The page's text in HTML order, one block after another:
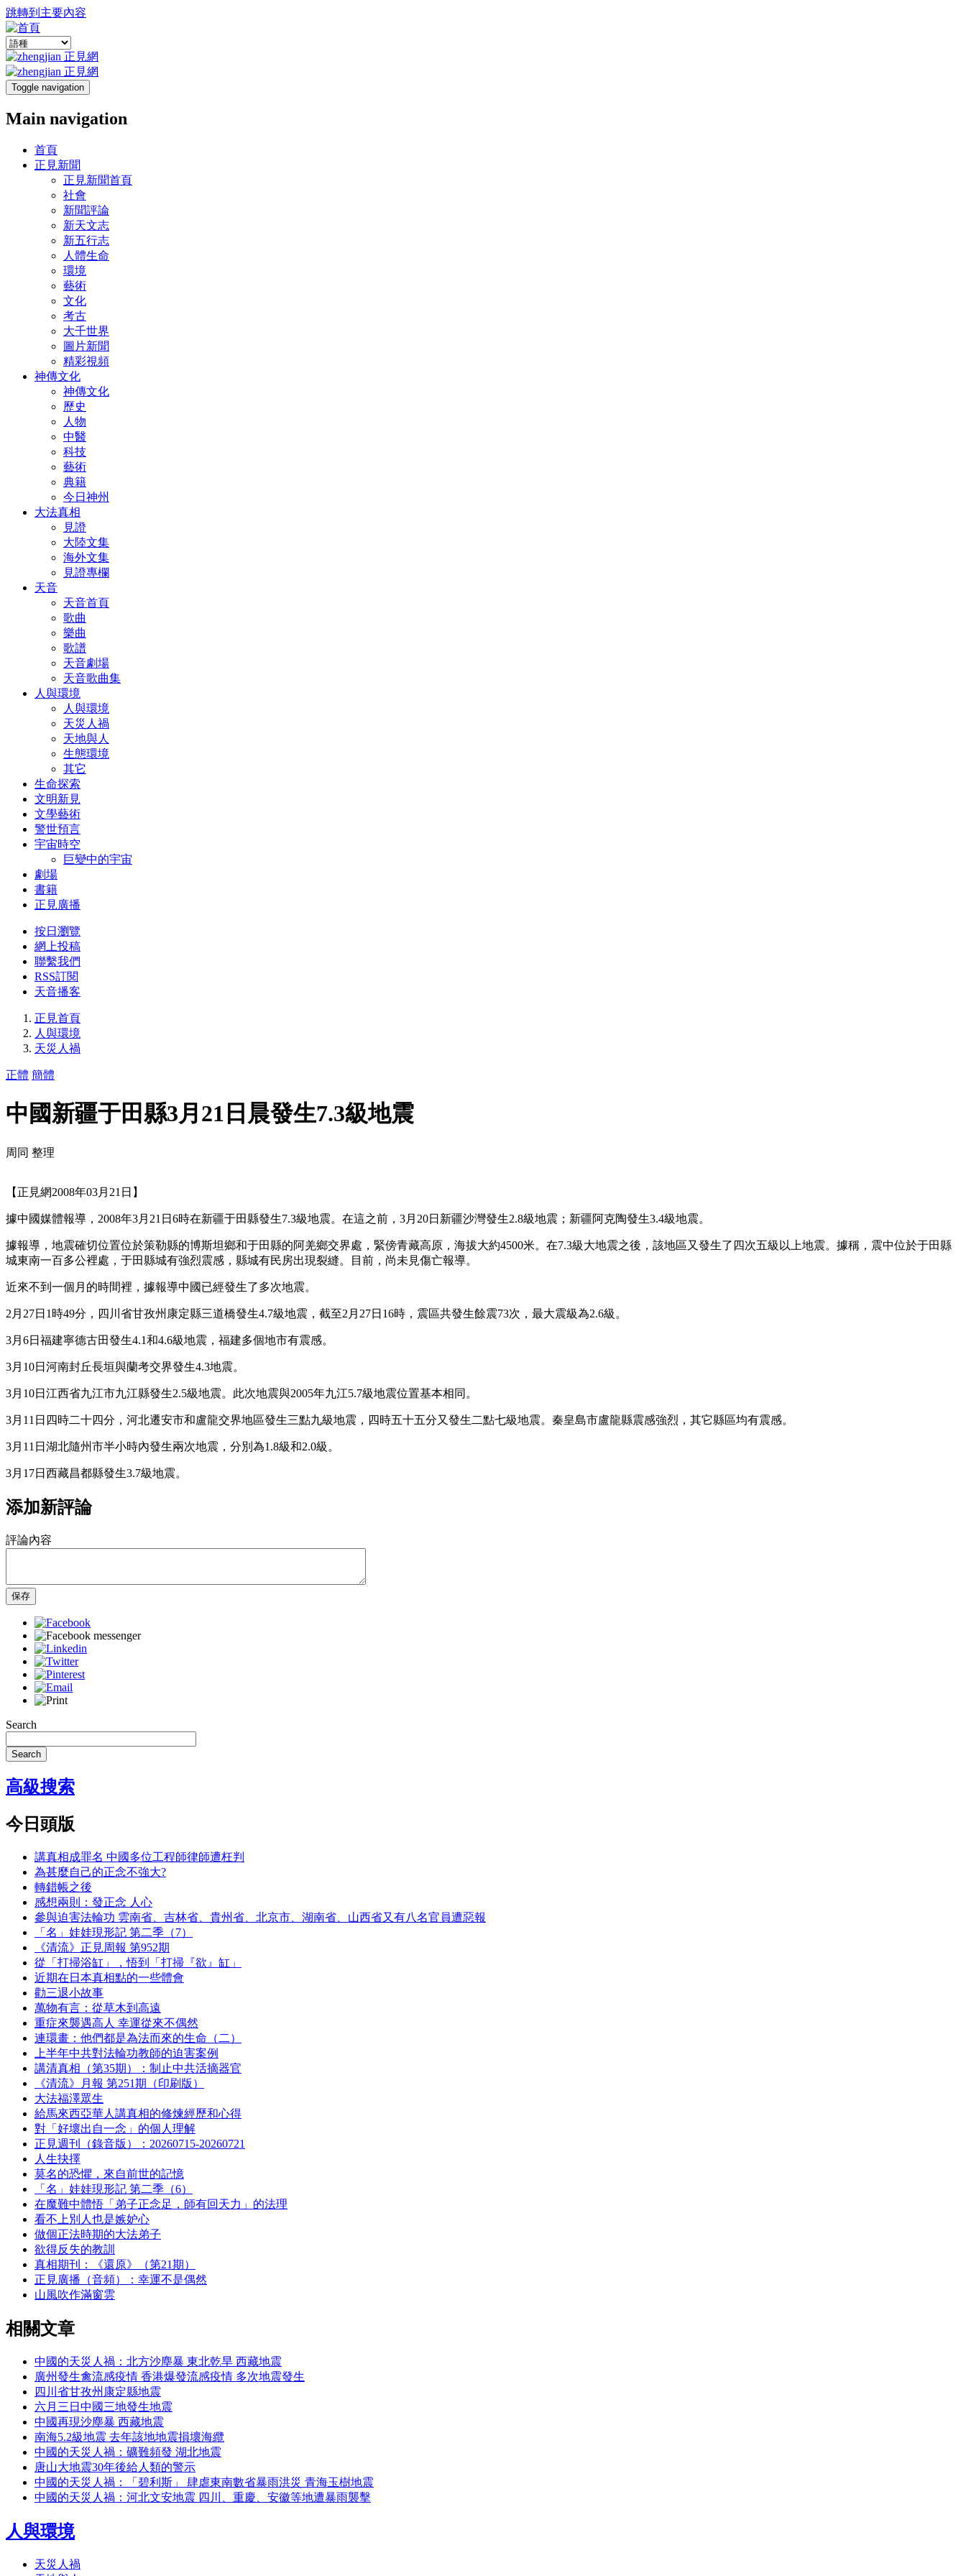
跳轉到主要內容
Toggle navigation
Main navigation
首頁
正見新聞
正見新聞首頁
社會
新聞評論
新天文志
新五行志
人體生命
環境
藝術
文化
考古
大千世界
圖片新聞
精彩視頻
神傳文化
神傳文化
歷史
人物
中醫
科技
藝術
典籍
今日神州
大法真相
見證
大陸文集
海外文集
見證專欄
天音
天音首頁
歌曲
樂曲
歌譜
天音劇場
天音歌曲集
人與環境
人與環境
天災人禍
天地與人
生態環境
其它
生命探索
文明新見
文學藝術
警世預言
宇宙時空
巨變中的宇宙
劇場
書籍
正見廣播
按日瀏覽
網上投稿
聯繫我們
RSS訂閱
天音播客
正見首頁
人與環境
天災人禍
正體 簡體
中國新疆于田縣3月21日晨發生7.3級地震
周同 整理
【正見網2008年03月21日】
據中國媒體報導，2008年3月21日6時在新疆于田縣發生7.3級地震。在這之前，3月20日新疆沙灣發生2.8級地震；新疆阿克陶發生3.4級地震。
據報導，地震確切位置位於策勒縣的博斯坦鄉和于田縣的阿羌鄉交界處，緊傍青藏高原，海拔大約4500米。在7.3級大地震之後，該地區又發生了四次五級以上地震。據稱，震中位於于田縣
城東南一百多公裡處，于田縣城有強烈震感，縣城有民房出現裂縫。目前，尚未見傷亡報導。
近來不到一個月的時間裡，據報導中國已經發生了多次地震。
2月27日1時49分，四川省甘孜州康定縣三道橋發生4.7級地震，截至2月27日16時，震區共發生餘震73次，最大震級為2.6級。
3月6日福建寧德古田發生4.1和4.6級地震，福建多個地市有震感。
3月10日河南封丘長垣與蘭考交界發生4.3地震。
3月10日江西省九江市九江縣發生2.5級地震。此次地震與2005年九江5.7級地震位置基本相同。
3月11日四時二十四分，河北遷安市和盧龍交界地區發生三點九級地震，四時五十五分又發生二點七級地震。秦皇島市盧龍縣震感強烈，其它縣區均有震感。
3月11日湖北隨州市半小時內發生兩次地震，分別為1.8級和2.0級。
3月17日西藏昌都縣發生3.7級地震。
添加新評論
評論內容
保存
Search
Search
高級搜索
今日頭版
講真相成罪名 中國多位工程師律師遭枉判
為甚麼自己的正念不強大?
轉錯帳之後
感想兩則：發正念 人心
參與迫害法輪功 雲南省、吉林省、貴州省、北京市、湖南省、山西省又有八名官員遭惡報
「名」娃娃現形記 第二季（7）
《清流》正見周報 第952期
從「打掃浴缸」，悟到「打掃『欲』缸」
近期在日本真相點的一些體會
勸三退小故事
萬物有言：從草木到高遠
重症來襲遇高人 幸運從來不偶然
連環畫：他們都是為法而來的生命（二）
上半年中共對法輪功教師的迫害案例
講清真相（第35期）：制止中共活摘器官
《清流》月報 第251期（印刷版）
大法福澤眾生
給馬來西亞華人講真相的修煉經歷和心得
對「好壞出自一念」的個人理解
正見週刊（錄音版）：20260715-20260721
人生抉擇
莫名的恐懼，來自前世的記憶
「名」娃娃現形記 第二季（6）
在魔難中體悟「弟子正念足，師有回天力」的法理
看不上別人也是嫉妒心
做個正法時期的大法弟子
欲得反失的教訓
真相期刊：《還原》（第21期）
正見廣播（音頻）：幸運不是偶然
山風吹作滿窗雲
相關文章
中國的天災人禍：北方沙塵暴 東北乾旱 西藏地震
廣州發生禽流感疫情 香港爆發流感疫情 多次地震發生
四川省甘孜州康定縣地震
六月三日中國三地發生地震
中國再現沙塵暴 西藏地震
南海5.2級地震 去年該地地震損壞海纜
中國的天災人禍：礦難頻發 湖北地震
唐山大地震30年後給人類的警示
中國的天災人禍：「碧利斯」 肆虐東南數省暴雨洪災 青海玉樹地震
中國的天災人禍：河北文安地震 四川、重慶、安徽等地遭暴雨襲擊
人與環境
天災人禍